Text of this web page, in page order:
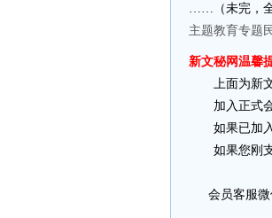
……（未完，全
主题教育专题
新文秘网温馨
上面为新文
加入正式会
如果已加入
如果您刚支
会员客服微